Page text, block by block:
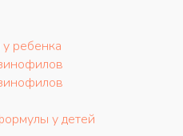
ребенка
у детей